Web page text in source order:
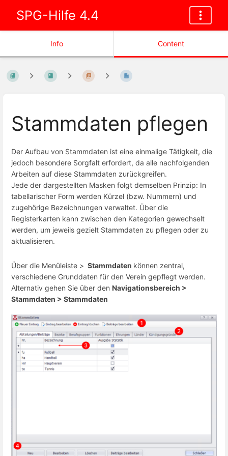
SPG-Hilfe 4.4
Info Content
Stammdaten pflegen
Der Aufbau von Stammdaten ist eine einmalige Tätigkeit, die
jedoch besondere Sorgfalt erfordert, da alle nachfolgenden
Arbeiten auf diese Stammdaten zurückgreifen.
Jede der dargestellten Masken folgt demselben Prinzip: In
tabellarischer Form werden Kürzel (bzw. Nummern) und
zugehörige Bezeichnungen verwaltet. Über die
Registerkarten kann zwischen den Kategorien gewechselt
werden, um jeweils gezielt Stammdaten zu pflegen oder zu
aktualisieren.
Über die Menüleiste > Stammdaten können zentral,
verschiedene Grunddaten für den Verein gepflegt werden.
Alternativ gehen Sie über den Navigationsbereich >
Stammdaten > Stammdaten